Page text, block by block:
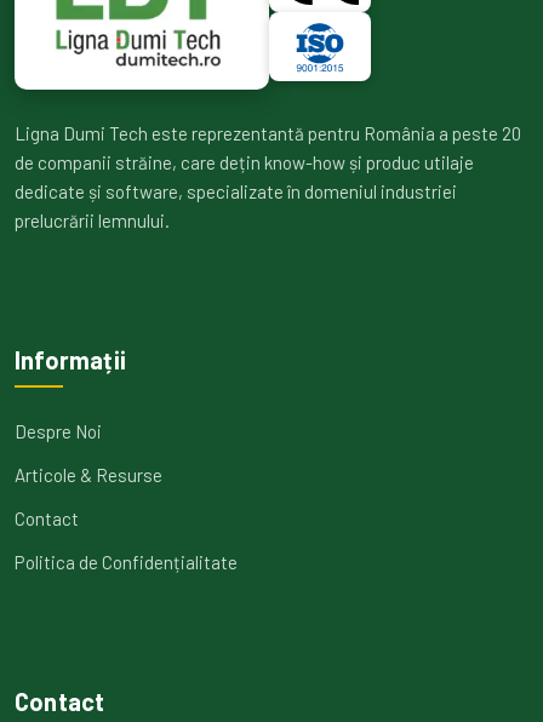
Ligna Dumi Tech este reprezentantă pentru România a peste 20
de companii străine, care dețin know-how și produc utilaje
dedicate și software, specializate în domeniul industriei
prelucrării lemnului.
Informații
Despre Noi
Articole & Resurse
Contact
Politica de Confidențialitate
Contact